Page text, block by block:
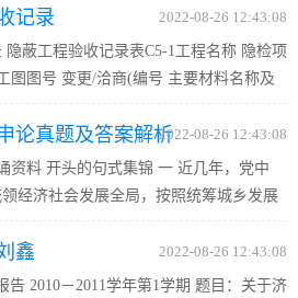
因表达。miRNA参与生物体的生长、
记录 2022-08-26 12:43:08
蔽工程验收记录表C5-1工程名称 隐检项
图图号 变更/洽商(编号 主要材料名称及
G0020-201 ,设计 )及有关...
论真题及答案解析2022-08-26 12:43:08
资料 开头的句式集锦 一 近几年，党中
经济社会发展全局，按照统筹城乡发展
作，（农业和农村）发展出现了积...
鑫 2022-08-26 12:43:08
2010－2011学年第1学期 题目：关于济